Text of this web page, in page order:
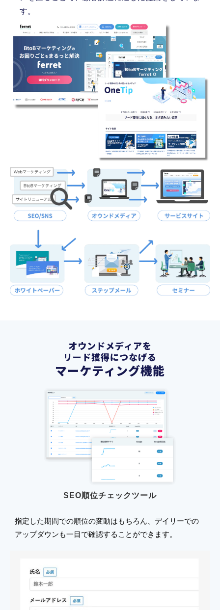
す。
オウンドメディアを
リード獲得につなげる
マーケティング機能
SEO順位チェックツール
指定した期間での順位の変動はもちろん、デイリーでの
アップダウンも一目で確認することができます。